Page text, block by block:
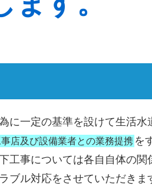
に一定の基準を設けて生活水
店及び設備業者との業務提携 を
工事については各自自体の関
ル対応をさせていただきま